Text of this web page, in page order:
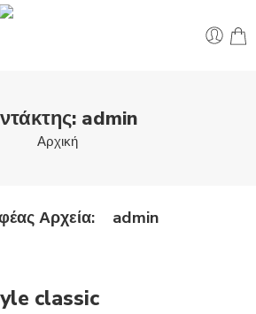
admin
Αρχική
Αρχεία: admin
classic